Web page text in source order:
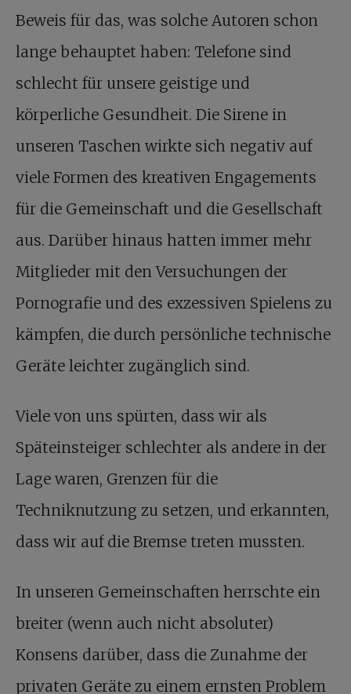
Beweis für das, was solche Autoren schon
lange behauptet haben: Telefone sind
schlecht für unsere geistige und
körperliche Gesundheit. Die Sirene in
unseren Taschen wirkte sich negativ auf
viele Formen des kreativen Engagements
für die Gemeinschaft und die Gesellschaft
aus. Darüber hinaus hatten immer mehr
Mitglieder mit den Versuchungen der
Pornografie und des exzessiven Spielens zu
kämpfen, die durch persönliche technische
Geräte leichter zugänglich sind.
Viele von uns spürten, dass wir als
Späteinsteiger schlechter als andere in der
Lage waren, Grenzen für die
Techniknutzung zu setzen, und erkannten,
dass wir auf die Bremse treten mussten.
In unseren Gemeinschaften herrschte ein
breiter (wenn auch nicht absoluter)
Konsens darüber, dass die Zunahme der
privaten Geräte zu einem ernsten Problem